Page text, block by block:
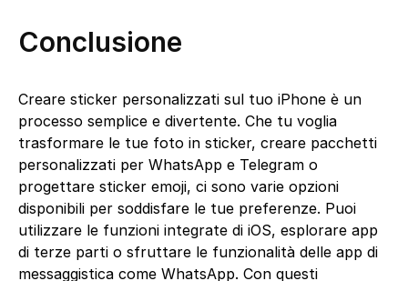
Conclusione
Creare sticker personalizzati sul tuo iPhone è un
processo semplice e divertente. Che tu voglia
trasformare le tue foto in sticker, creare pacchetti
personalizzati per WhatsApp e Telegram o
progettare sticker emoji, ci sono varie opzioni
disponibili per soddisfare le tue preferenze. Puoi
utilizzare le funzioni integrate di iOS, esplorare app
di terze parti o sfruttare le funzionalità delle app di
messaggistica come WhatsApp. Con questi